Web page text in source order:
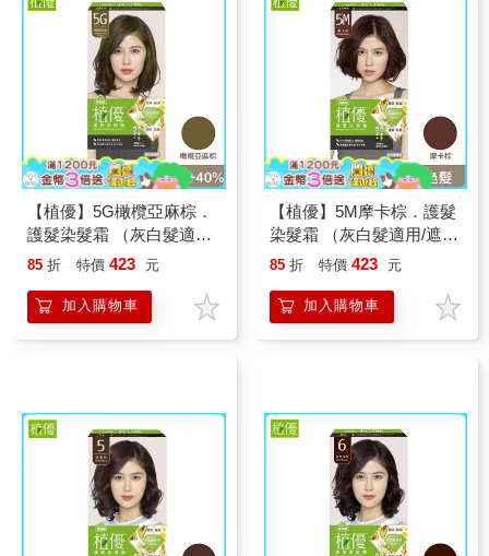
【植優】5G橄欖亞麻棕．
護髮染髮霜 （灰白髮適用/
遮蓋白髮/永久性染髮）
85 折 特價 423 元
加入購物車
【植優】5M摩卡棕．護髮
染髮霜 （灰白髮適用/遮蓋
白髮/永久性染髮）
85 折 特價 423 元
加入購物車